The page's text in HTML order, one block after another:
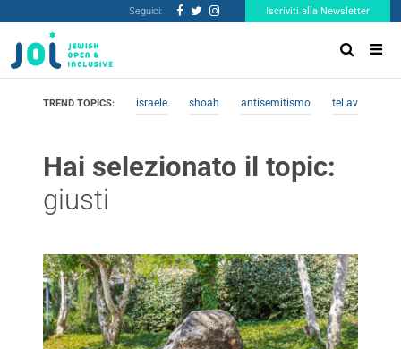
Seguici: Iscriviti alla Newsletter
TREND TOPICS: israele shoah antisemitismo tel aviv
Hai selezionato il topic:
giusti